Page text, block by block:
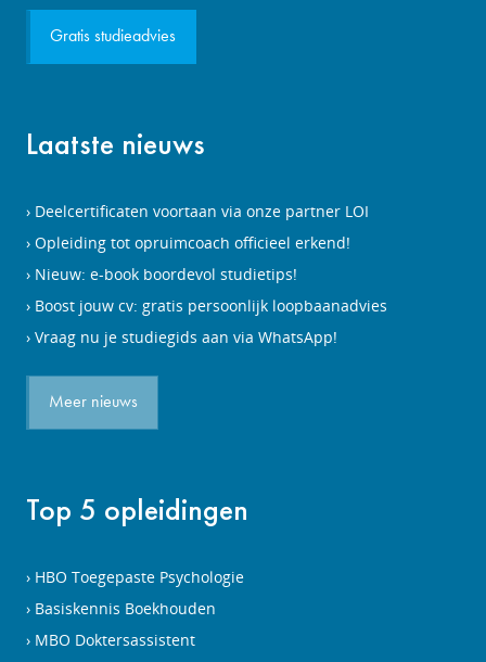
Gratis studieadvies
Laatste nieuws
Deelcertificaten voortaan via onze partner LOI
Opleiding tot opruimcoach officieel erkend!
Nieuw: e-book boordevol studietips!
Boost jouw cv: gratis persoonlijk loopbaanadvies
Vraag nu je studiegids aan via WhatsApp!
Meer nieuws
Top 5 opleidingen
HBO Toegepaste Psychologie
Basiskennis Boekhouden
MBO Doktersassistent